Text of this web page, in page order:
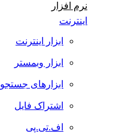
نرم افزار
اینترنت
ابزار اینترنت
ابزار وبمستر
ابزارهای جستجو
اشتراک فایل
اف.تی.پی